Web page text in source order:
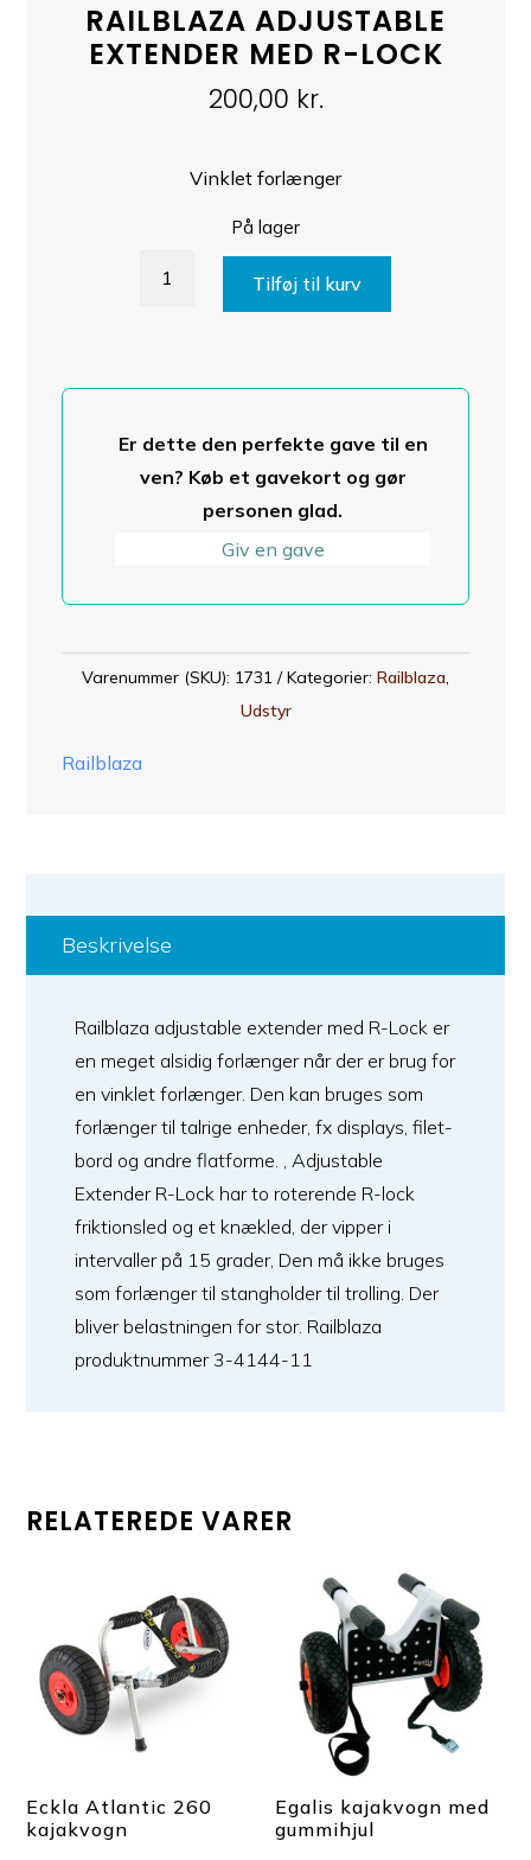
RAILBLAZA ADJUSTABLE
EXTENDER MED R-LOCK
200,00 kr.
Vinklet forlænger
På lager
Railblaza
Lock
antal
Tilføj til kurv
Er dette den perfekte gave til en
ven? Køb et gavekort og gør
personen glad.
Giv en gave
Varenummer (SKU): 1731 Kategorier: Railblaza,
Udstyr
Railblaza
Beskrivelse
Railblaza adjustable extender med R-Lock er
en meget alsidig forlænger når der er brug for
en vinklet forlænger. Den kan bruges som
forlænger til talrige enheder, fx displays, filet-
bord og andre flatforme. , Adjustable
Extender R-Lock har to roterende R-lock
friktionsled og et knækled, der vipper i
intervaller på 15 grader, Den må ikke bruges
som forlænger til stangholder til trolling. Der
bliver belastningen for stor. Railblaza
produktnummer 3-4144-11
RELATEREDE VARER
Eckla Atlantic 260
kajakvogn
Egalis kajakvogn med
gummihjul